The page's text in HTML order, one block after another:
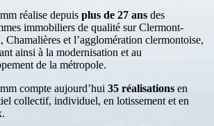
réalise depuis plus de 27 ans des
immobiliers de qualité sur Clermont-
Chamalières et l’agglomération clermontoise,
ainsi à la modernisation et au
de la métropole.
compte aujourd’hui 35 réalisations en
collectif, individuel, en lotissement et en